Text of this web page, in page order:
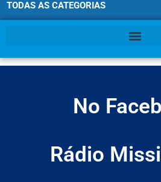
TODAS AS CATEGORIAS
No
Rádio